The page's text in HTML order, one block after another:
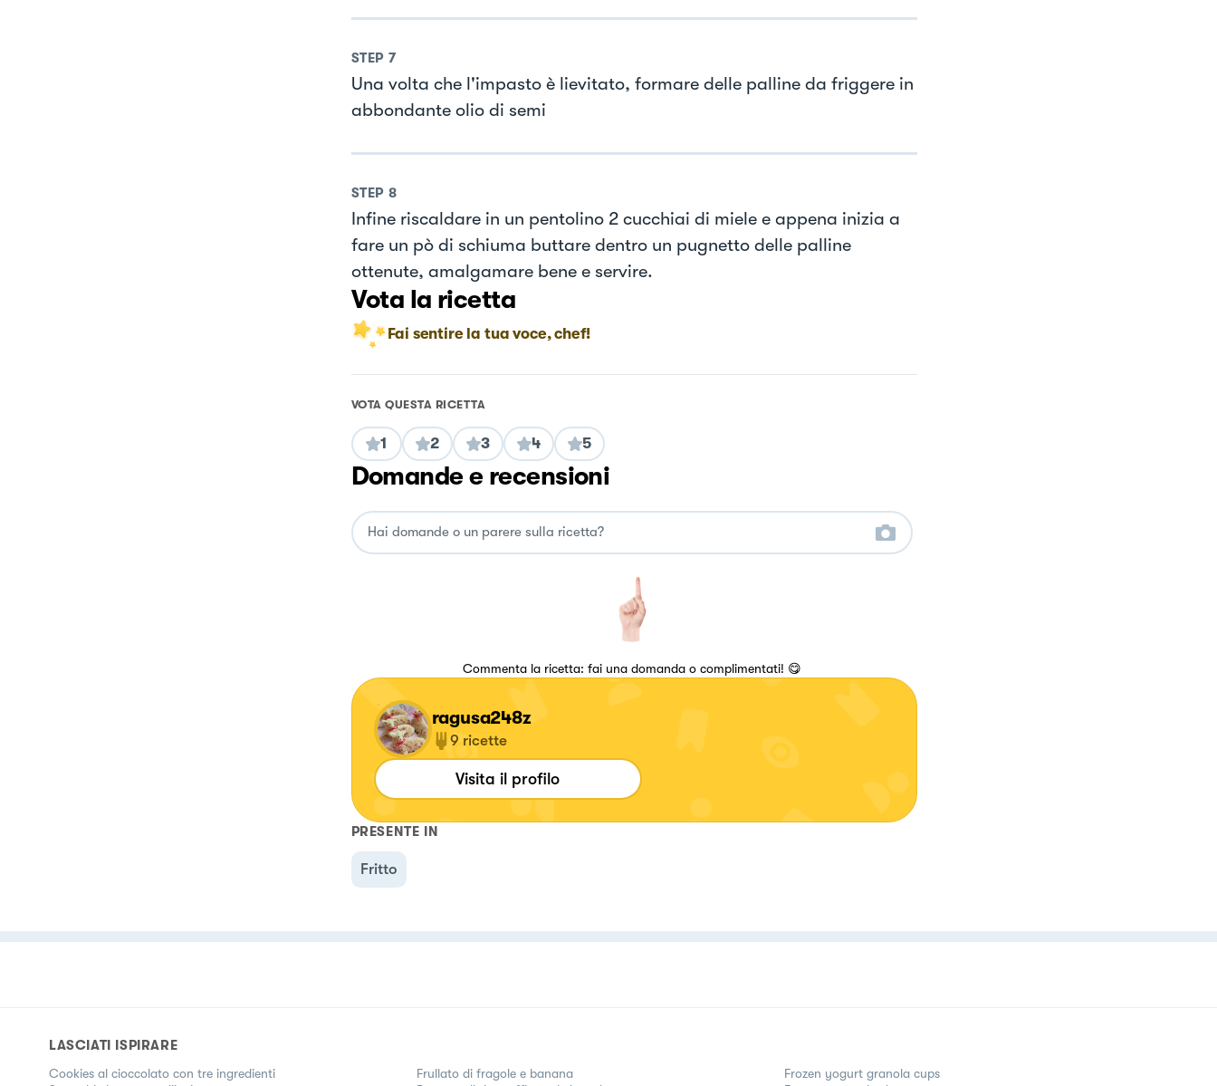
STEP 7
Una volta che l'impasto è lievitato, formare delle palline da friggere in
abbondante olio di semi
STEP 8
Infine riscaldare in un pentolino 2 cucchiai di miele e appena inizia a
fare un pò di schiuma buttare dentro un pugnetto delle palline
ottenute, amalgamare bene e servire.
Vota la ricetta
Fai sentire la tua voce, chef!
VOTA QUESTA RICETTA
1 2 3 4 5
Domande e recensioni
Commenta la ricetta: fai una domanda o complimentati! 😋
ragusa248z
9 ricette
Visita il profilo
PRESENTE IN
Fritto
LASCIATI ISPIRARE
Cookies al cioccolato con tre ingredienti
Frullato di fragole e banana
Frozen yogurt granola cups